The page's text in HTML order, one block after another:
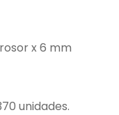
x 6 mm
unidades.